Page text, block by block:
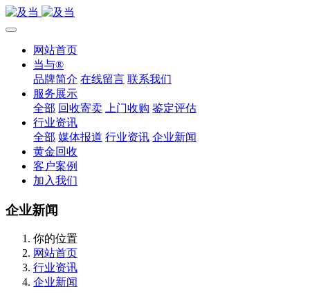
网站首页
当与®
品牌简介 在线留言 联系我们
服务展示
全部 回收寄卖 上门收购 鉴定评估
行业资讯
全部 媒体报道 行业资讯 企业新闻
黄金回收
客户案例
加入我们
企业新闻
你的位置
网站首页
行业资讯
企业新闻